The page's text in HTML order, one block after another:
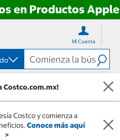
en Productos Apple
Mi Cuenta
Costco.com.mx!
Costco y comienza a
Conoce más aquí
>